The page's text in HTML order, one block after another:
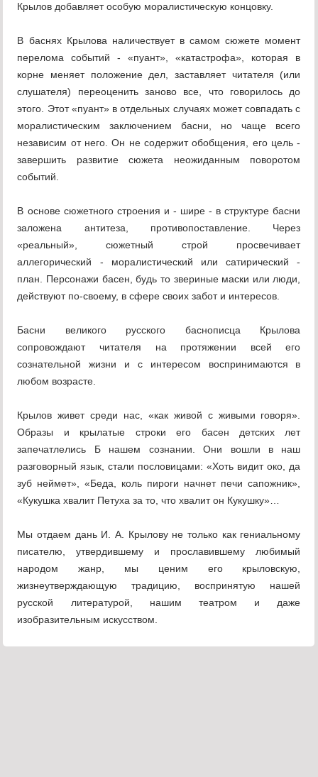
Крылов добавляет особую моралистическую концовку.
В баснях Крылова наличествует в самом сюжете момент
перелома событий - «пуант», «катастрофа», которая в
корне меняет положение дел, заставляет читателя (или
слушателя) переоценить заново все, что говорилось до
этого. Этот «пуант» в отдельных случаях может совпадать с
моралистическим заключением басни, но чаще всего
независим от него. Он не содержит обобщения, его цель -
завершить развитие сюжета неожиданным поворотом
событий.
В основе сюжетного строения и - шире - в структуре басни
заложена антитеза, противопоставление. Через
«реальный», сюжетный строй просвечивает
аллегорический - моралистический или сатирический -
план. Персонажи басен, будь то звериные маски или люди,
действуют по-своему, в сфере своих забот и интересов.
Басни великого русского баснописца Крылова
сопровождают читателя на протяжении всей его
сознательной жизни и с интересом воспринимаются в
любом возрасте.
Крылов живет среди нас, «как живой с живыми говоря».
Образы и крылатые строки его басен детских лет
запечатлелись Б нашем сознании. Они вошли в наш
разговорный язык, стали пословицами: «Хоть видит око, да
зуб неймет», «Беда, коль пироги начнет печи сапожник»,
«Кукушка хвалит Петуха за то, что хвалит он Кукушку»…
Мы отдаем дань И. А. Крылову не только как гениальному
писателю, утвердившему и прославившему любимый
народом жанр, мы ценим его крыловскую,
жизнеутверждающую традицию, воспринятую нашей
русской литературой, нашим театром и даже
изобразительным искусством.